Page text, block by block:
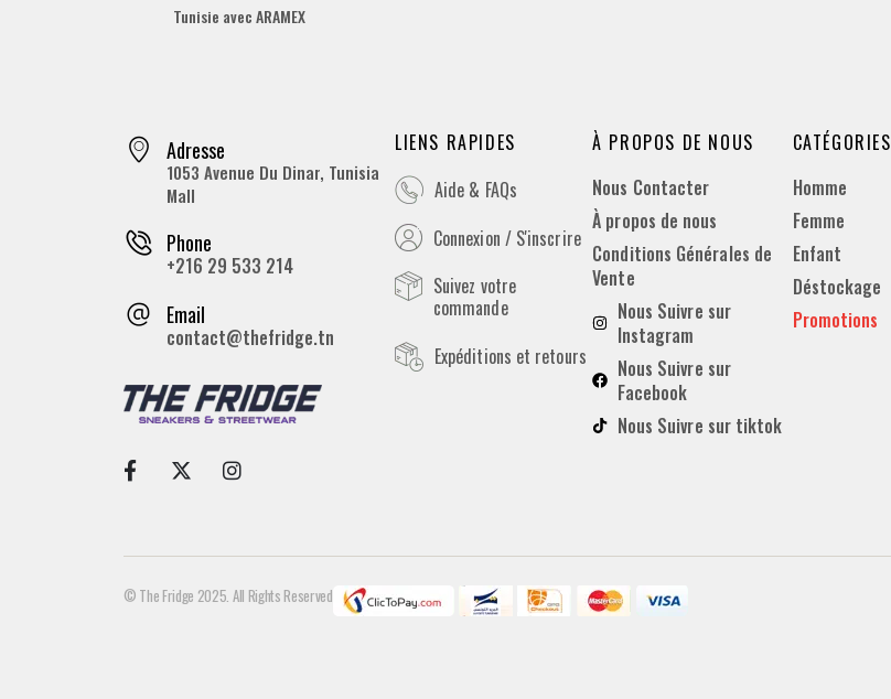
Tunisie avec ARAMEX
Adresse
1053 Avenue Du Dinar, Tunisia
Mall
Phone
+216 29 533 214
Email
contact@thefridge.tn
LIENS RAPIDES
Aide & FAQs
Connexion / S'inscrire
Suivez votre
commande
Expéditions et retours
À PROPOS DE NOUS
Nous Contacter
À propos de nous
Conditions Générales de
Vente
Nous Suivre sur
Instagram
Nous Suivre sur
Facebook
Nous Suivre sur tiktok
CATÉGORIES
Homme
Femme
Enfant
Déstockage
Promotions
© The Fridge 2025. All Rights Reserved